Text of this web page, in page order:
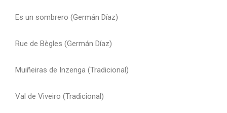
Es un sombrero (Germán Díaz)
Rue de Bègles (Germán Díaz)
Muiñeiras de Inzenga (Tradicional)
Val de Viveiro (Tradicional)